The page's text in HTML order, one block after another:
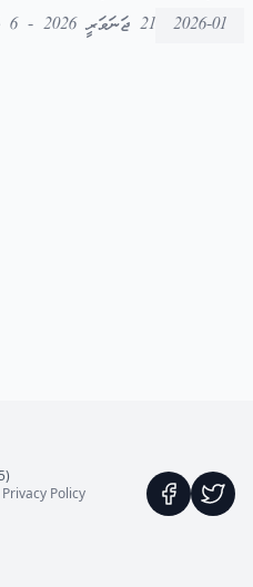
2026-01 21 ޖަނަވަރީ 2026 - 6 މަސް ކުރިން
(5 ދުވަސް ކުރިން) Last Updated: 04-08-2026
Privacy Policy